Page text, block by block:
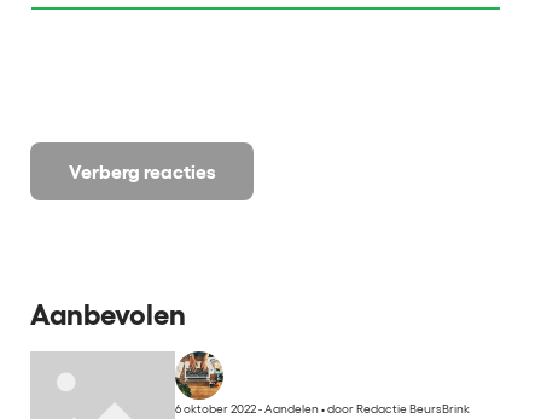
Verberg reacties
Aanbevolen
6 oktober 2022 - Aandelen•door Redactie BeursBrink